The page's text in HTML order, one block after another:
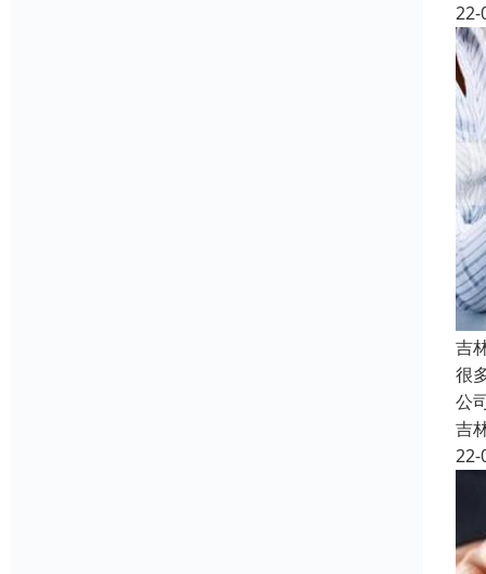
22-
吉
很
公
吉
22-